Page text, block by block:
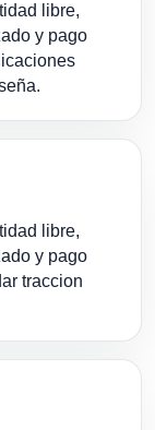
libre,
y pago
libre,
y pago
traccion